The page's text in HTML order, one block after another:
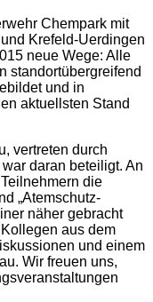
Chempark mit
Krefeld-Uerdingen
neue Wege: Alle
standortübergreifend
und in
aktuellsten Stand
vertreten durch
daran beteiligt. An
die
„Atemschutz-
näher gebracht
aus dem
und einem
Wir freuen uns,